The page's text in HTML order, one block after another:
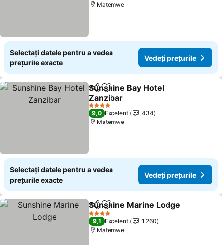
Matemwe
Selectați datele pentru a vedea
prețurile exacte
Vedeți prețurile
DistribuițiAdăugaţi la favorite
Sunshine Bay Hotel
Zanzibar
4 Stele
9,0 Excelent
434
Matemwe
Selectați datele pentru a vedea
prețurile exacte
Vedeți prețurile
DistribuițiAdăugaţi la favorite
Sunshine Marine Lodge
4 Stele
9,1 Excelent
1.260
Matemwe